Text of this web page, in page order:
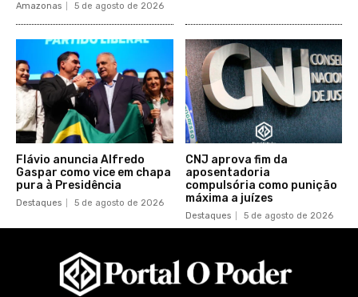
Amazonas 5 de agosto de 2026
Flávio anuncia Alfredo
Gaspar como vice em chapa
pura à Presidência
Destaques 5 de agosto de 2026
CNJ aprova fim da
aposentadoria
compulsória como punição
máxima a juízes
Destaques 5 de agosto de 2026